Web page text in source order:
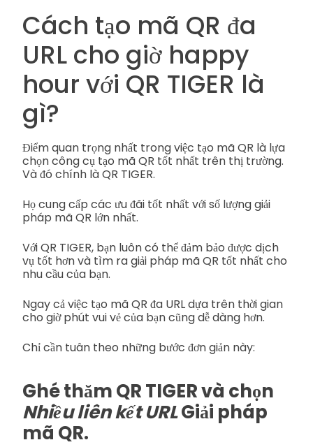
Cách tạo mã QR đa
URL cho giờ happy
hour với QR TIGER là
gì?
Điểm quan trọng nhất trong việc tạo mã QR là lựa
chọn công cụ tạo mã QR tốt nhất trên thị trường.
Và đó chính là QR TIGER.
Họ cung cấp các ưu đãi tốt nhất với số lượng giải
pháp mã QR lớn nhất.
Với QR TIGER, bạn luôn có thể đảm bảo được dịch
vụ tốt hơn và tìm ra giải pháp mã QR tốt nhất cho
nhu cầu của bạn.
Ngay cả việc tạo mã QR đa URL dựa trên thời gian
cho giờ phút vui vẻ của bạn cũng dễ dàng hơn.
Chỉ cần tuân theo những bước đơn giản này:
Ghé thăm QR TIGER và chọn
Nhiều liên kết URLGiải pháp
mã QR.